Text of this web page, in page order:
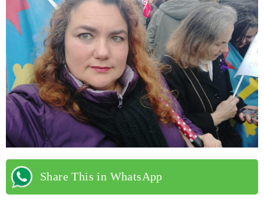
Share This in WhatsApp